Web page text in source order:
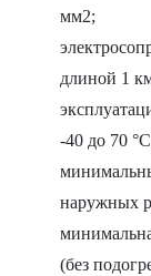
мм2;
длиной 1
-40 до 70
наружных
(без